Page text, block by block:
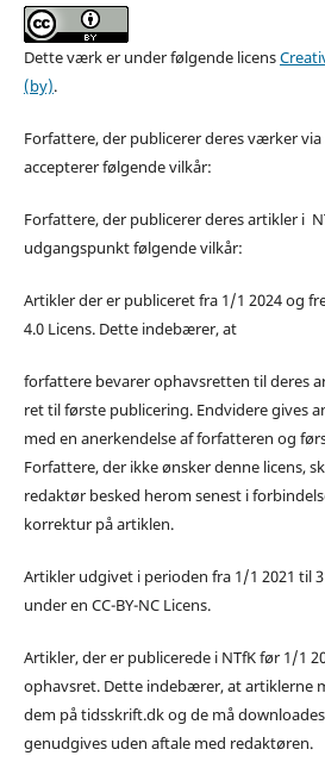
Dette værk er under følgende licens
(by).
Forfattere, der publicerer deres værker
accepterer følgende vilkår:
Forfattere, der publicerer deres artikler i
udgangspunkt følgende vilkår:
Artikler der er publiceret fra 1/1 2024 og
4.0 Licens. Dette indebærer, at
forfattere bevarer ophavsretten til deres
ret til første publicering. Endvidere gives
med en anerkendelse af forfatteren og
Forfattere, der ikke ønsker denne licens,
redaktør besked herom senest i
korrektur på artiklen.
Artikler udgivet i perioden fra 1/1 2021 til
under en CC-BY-NC Licens.
Artikler, der er publicerede i NTfK før 1/1
ophavsret. Dette indebærer, at artiklerne
dem på tidsskrift.dk og de må
genudgives uden aftale med redaktøren.